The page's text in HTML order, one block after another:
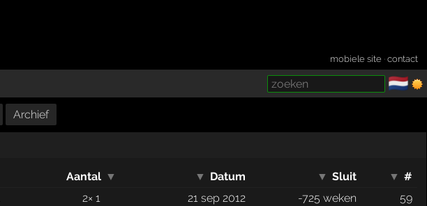
mobiele site ·contact
🇳🇱
Archief
Aantal ▼ ▼ Datum ▼ Sluit ▼ #
2× 1 21 sep 2012 -725 weken 59